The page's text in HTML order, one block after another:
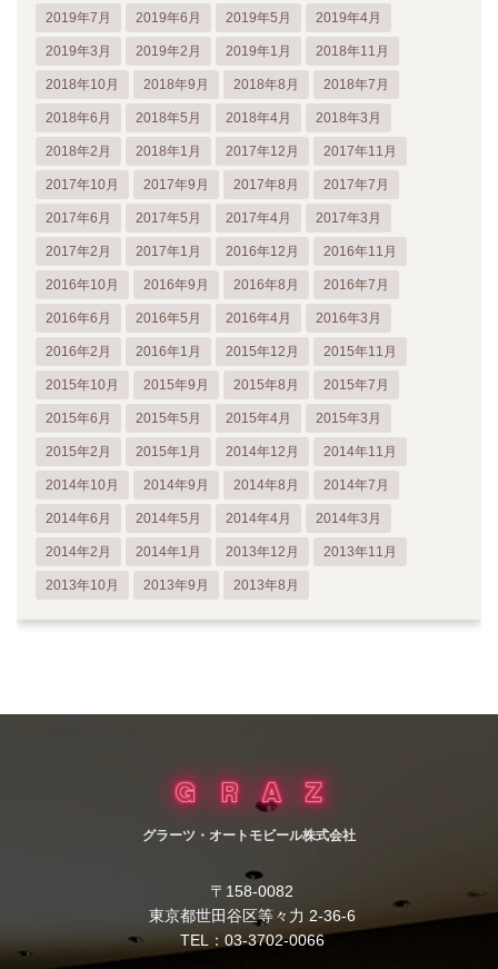
2019年7月 2019年6月 2019年5月 2019年4月
2019年3月 2019年2月 2019年1月 2018年11月
2018年10月 2018年9月 2018年8月 2018年7月
2018年6月 2018年5月 2018年4月 2018年3月
2018年2月 2018年1月 2017年12月 2017年11月
2017年10月 2017年9月 2017年8月 2017年7月
2017年6月 2017年5月 2017年4月 2017年3月
2017年2月 2017年1月 2016年12月 2016年11月
2016年10月 2016年9月 2016年8月 2016年7月
2016年6月 2016年5月 2016年4月 2016年3月
2016年2月 2016年1月 2015年12月 2015年11月
2015年10月 2015年9月 2015年8月 2015年7月
2015年6月 2015年5月 2015年4月 2015年3月
2015年2月 2015年1月 2014年12月 2014年11月
2014年10月 2014年9月 2014年8月 2014年7月
2014年6月 2014年5月 2014年4月 2014年3月
2014年2月 2014年1月 2013年12月 2013年11月
2013年10月 2013年9月 2013年8月
グラーツ・オートモビール株式会社
〒158-0082
東京都世田谷区等々力 2-36-6
TEL：03-3702-0066